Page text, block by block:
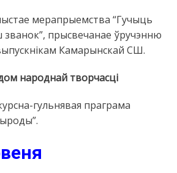
мерапрыемства “Гучыць
прысвечанае ўручэнню
Камарынскай СШ.
народнай творчасці
гульнявая праграма